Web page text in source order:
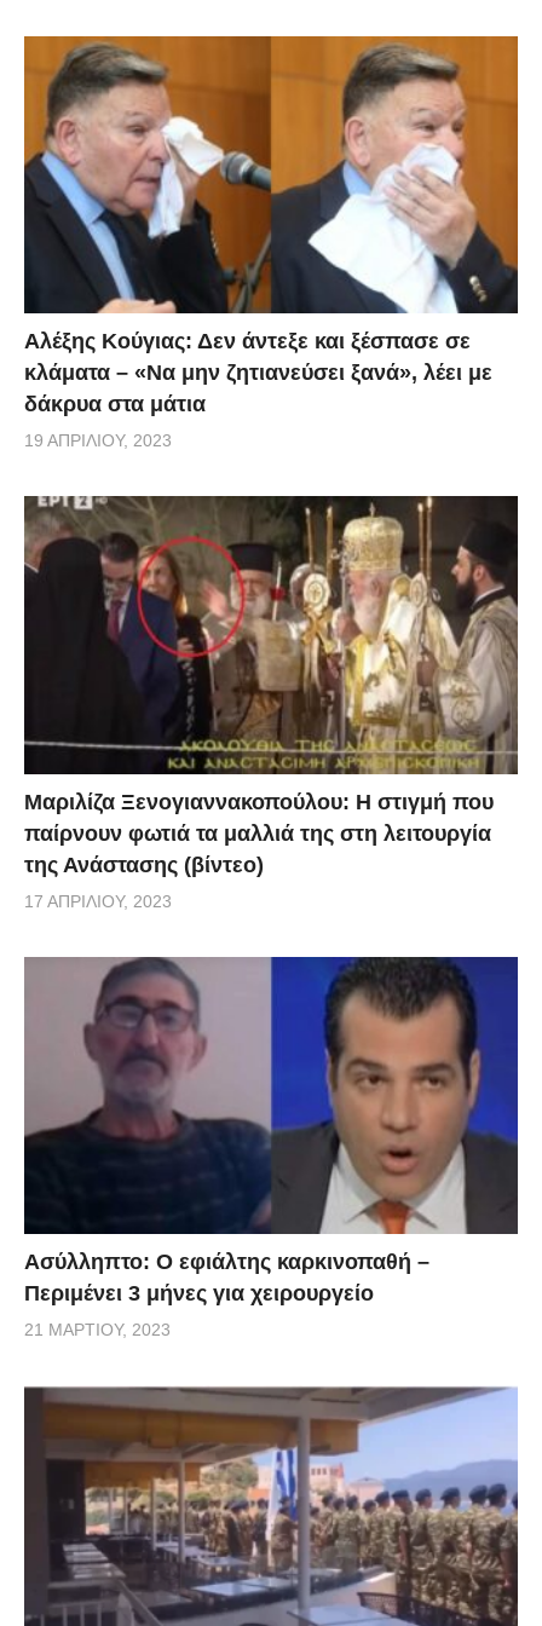
συνάμα χιουμοριστικό τρόπο. Παρακολουθείστε το
βίντεο που ακολουθεί με πρωταγωνιστή τον ηθοποιό
Ανδρέα Κωνσταντινίδη.
Αλέξης Κούγιας: Δεν άντεξε και ξέσπασε σε
κλάματα – «Να μην ζητιανεύσει ξανά», λέει με
δάκρυα στα μάτια
19 ΑΠΡΙΛΊΟΥ, 2023
Μαριλίζα Ξενογιαννακοπούλου: Η στιγμή που
παίρνουν φωτιά τα μαλλιά της στη λειτουργία
της Ανάστασης (βίντεο)
17 ΑΠΡΙΛΊΟΥ, 2023
Ασύλληπτο: Ο εφιάλτης καρκινοπαθή –
Περιμένει 3 μήνες για χειρουργείο
21 ΜΑΡΤΊΟΥ, 2023